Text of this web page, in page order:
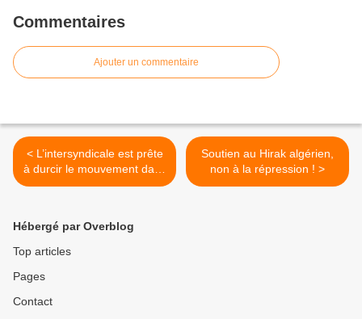
Commentaires
Ajouter un commentaire
< L’intersyndicale est prête
à durcir le mouvement dans
la fonction publique
Soutien au Hirak algérien,
non à la répression ! >
Hébergé par Overblog
Top articles
Pages
Contact